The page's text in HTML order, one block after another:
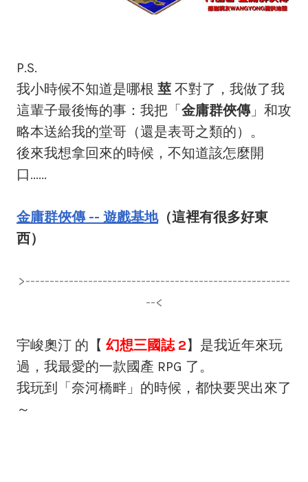
P.S.
我小時候不知道是哪根 莖 不對了，我做了我
這輩子最後悔的事：我把「 金庸群俠傳」和攻
略本送給我的堂哥（還是表哥之類的）。
後來我想拿回來的時候，不知道該怎麼開
口......
金庸群俠傳 -- 遊戲基地（這裡有很多好東
西）
>-------------------------------------------------------
--<
宇峻奧汀 的【 幻想三國誌 2】是我近年來玩
過，我最愛的一款國產 RPG 了。
我玩到「奈河橋畔」的時候，都快要哭出來了
～